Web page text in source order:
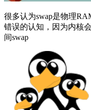
很多认为swap是物理
错误的认知，因为内核
间swap